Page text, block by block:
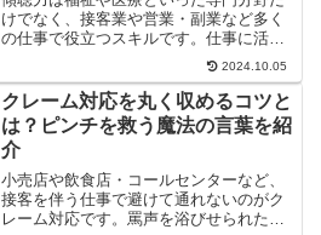
けでなく、接客業や営業・副業など多く
の仕事で役立つスキルです。仕事に活か
す傾聴のコツについて、おすすめの本と
2024.10.05
クレーム対応を丸く収めるコツと
は？ピンチを救う魔法の言葉を紹
介
小売店や飲食店・コールセンターなど、
接客を伴う仕事で避けて通れないのがク
レーム対応です。罵声を浴びせられたり